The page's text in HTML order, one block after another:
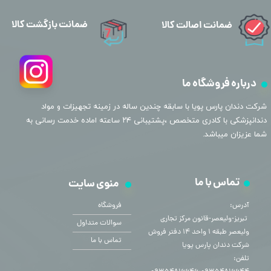
درباره فروشگاه ما
​شرکت دندان پارس پویا با سابقه چندین ساله در زمینه تجهیزات و مواد
دندانپزشکی با کادری متخصص ،پشتیبانی ۲۴ ساعته اماده خدمت رسانی به
شما عزیزان میباشد.
منوی سایت
فروشگاه
سوالات متداول
تماس با ما
تماس با ما
آدرس:
​​​​​​​ تبریز-ولیعصر-قانون مرکز تجاری
ولیعصر طبقه ۱ واحد ۱۴ دفتر فروش
شرکت دندان پارس پویا
تلفن:
ضمانت اصالت کالا ضمانت بازگشت کالا